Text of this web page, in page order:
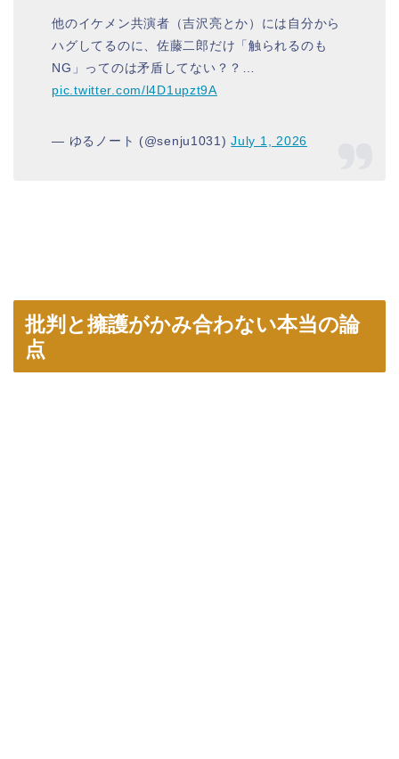
他のイケメン共演者（吉沢亮とか）には自分から
ハグしてるのに、佐藤二郎だけ「触られるのも
NG」ってのは矛盾してない？？…
pic.twitter.com/l4D1upzt9A
— ゆるノート (@senju1031)July 1, 2026
批判と擁護がかみ合わない本当の論
点